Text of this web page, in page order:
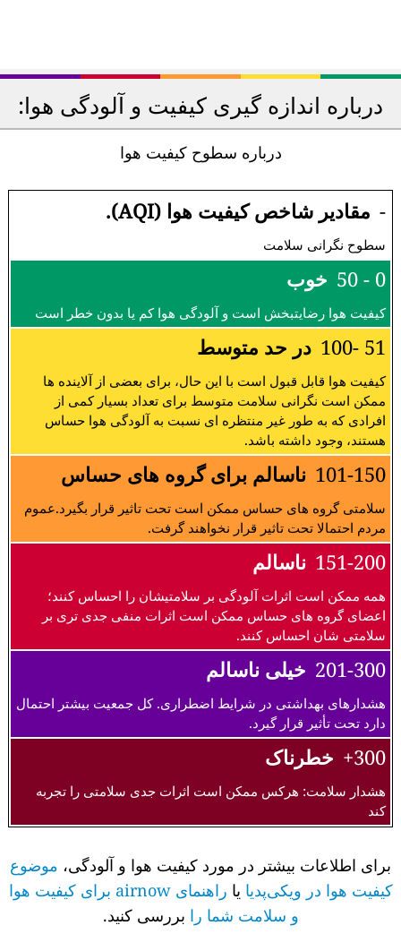
درباره اندازه گیری کیفیت و آلودگی هوا:
درباره سطوح کیفیت هوا
- مقادیر شاخص کیفیت هوا (AQI).
سطوح نگرانی سلامت
0 - 50 خوب
کیفیت هوا رضایتبخش است و آلودگی هوا کم یا بدون خطر است
51 -100 در حد متوسط
کیفیت هوا قابل قبول است با این حال، برای بعضی از آلاینده ها
ممکن است نگرانی سلامت متوسط برای تعداد بسیار کمی از
افرادی که به طور غیر منتظره ای نسبت به آلودگی هوا حساس
هستند، وجود داشته باشد.
101-150 ناسالم برای گروه های حساس
سلامتی گروه های حساس ممکن است تحت تاثیر قرار بگیرد.عموم
مردم احتمالا تحت تاثیر قرار نخواهند گرفت.
151-200 ناسالم
همه ممکن است اثرات آلودگی بر سلامتیشان را احساس کنند؛
اعضای گروه های حساس ممکن است اثرات منفی جدی تری بر
سلامتی شان احساس کنند.
201-300 خیلی ناسالم
هشدارهای بهداشتی در شرایط اضطراری. کل جمعیت بیشتر احتمال
دارد تحت تأثیر قرار گیرد.
300+ خطرناک
هشدار سلامت: هرکس ممکن است اثرات جدی سلامتی را تجربه
کند
برای اطلاعات بیشتر در مورد کیفیت هوا و آلودگی، موضوع
کیفیت هوا در ویکی‌پدیا یا
راهنمای airnow برای کیفیت هوا
و سلامت شما را بررسی کنید.